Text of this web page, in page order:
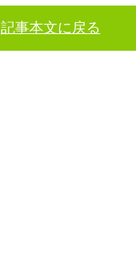
記事本文に戻る